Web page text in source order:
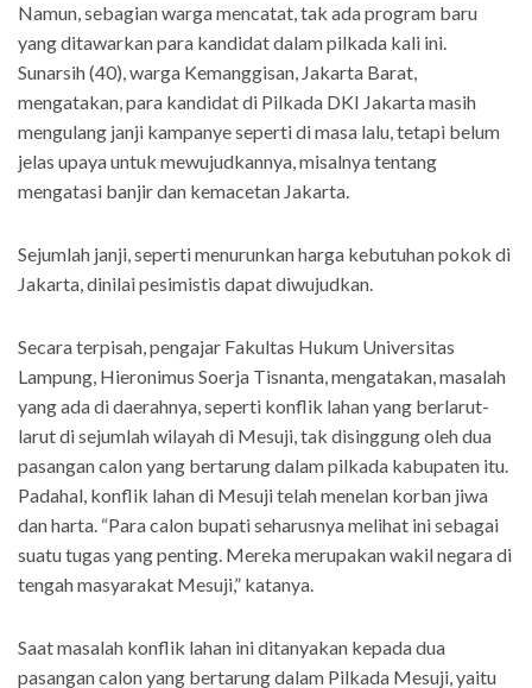
Namun, sebagian warga mencatat, tak ada program baru
yang ditawarkan para kandidat dalam pilkada kali ini.
Sunarsih (40), warga Kemanggisan, Jakarta Barat,
mengatakan, para kandidat di Pilkada DKI Jakarta masih
mengulang janji kampanye seperti di masa lalu, tetapi belum
jelas upaya untuk mewujudkannya, misalnya tentang
mengatasi banjir dan kemacetan Jakarta.
Sejumlah janji, seperti menurunkan harga kebutuhan pokok di
Jakarta, dinilai pesimistis dapat diwujudkan.
Secara terpisah, pengajar Fakultas Hukum Universitas
Lampung, Hieronimus Soerja Tisnanta, mengatakan, masalah
yang ada di daerahnya, seperti konflik lahan yang berlarut-
larut di sejumlah wilayah di Mesuji, tak disinggung oleh dua
pasangan calon yang bertarung dalam pilkada kabupaten itu.
Padahal, konflik lahan di Mesuji telah menelan korban jiwa
dan harta. “Para calon bupati seharusnya melihat ini sebagai
suatu tugas yang penting. Mereka merupakan wakil negara di
tengah masyarakat Mesuji,” katanya.
Saat masalah konflik lahan ini ditanyakan kepada dua
pasangan calon yang bertarung dalam Pilkada Mesuji, yaitu